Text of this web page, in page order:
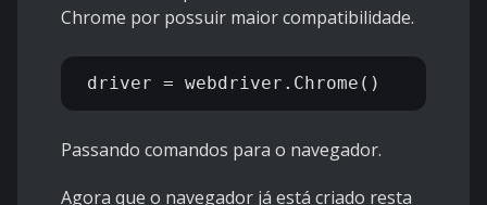
Chrome por possuir maior compatibilidade.
Passando comandos para o navegador.
Agora que o navegador já está criado resta